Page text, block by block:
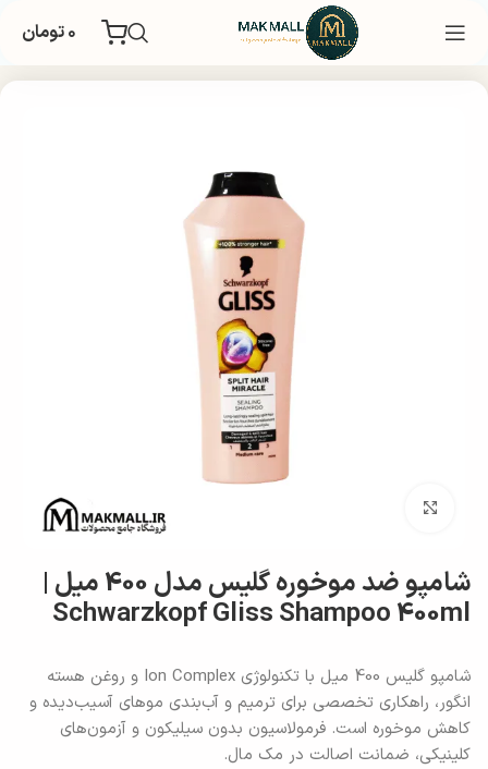
۰تومان
مراقبت و زیبایی مو
شامپو ضد موخوره گلیس مدل 400 میل |
Schwarzkopf Gliss Shampoo 400ml
شامپو گلیس 400 میل با تکنولوژی Ion Complex و روغن هسته
انگور، راهکاری تخصصی برای ترمیم و آب‌بندی موهای آسیب‌دیده و
کاهش موخوره است. فرمولاسیون بدون سیلیکون و آزمون‌های
کلینیکی، ضمانت اصالت در مک مال.